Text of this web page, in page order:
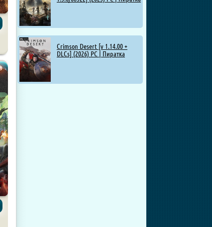
Crimson Desert [v 1.14.00 +
DLCs] (2026) PC | Пиратка